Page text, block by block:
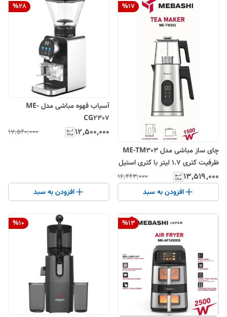
%17
چای ساز مباشی مدل ME-TM303
ظرفیت کتری ۱.۷ لیتر با کتری استیل
ضد زنگ
۱۳٬۵۱۹٬۰۰۰ ۱۶٬۴۴۳٬۰۰۰
افزودن به سبد
%28
آسیاب قهوه مباشی مدل ME-
CG2307
۱۲٬۵۰۰٬۰۰۰ ۱۷٬۵۴۰٬۰۰۰
افزودن به سبد
%13
%10